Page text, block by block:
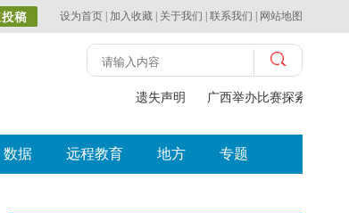
设为首页 加入收藏 关于我们 联系我们 网站地图
遗失声明 广西举办比赛探索中（
数据 远程教育 地方 专题